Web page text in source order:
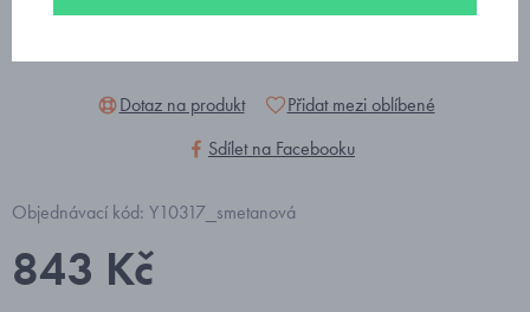
Dotaz na produkt
Přidat mezi oblíbené
Sdílet na Facebooku
Objednávací kód: Y10317_smetanová
843 Kč